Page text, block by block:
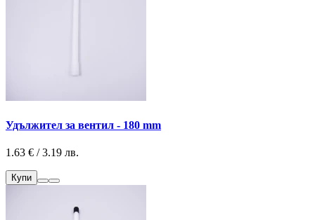
Удължител за вентил - 180 mm
1.63 € / 3.19 лв.
Купи